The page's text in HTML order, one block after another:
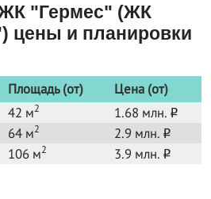
"Гермес" (ЖК
цены и планировки
Площадь (от)
Цена (от)
42 м2 1.68 млн. o
64 м2 2.9 млн. o
106 м2 3.9 млн. o